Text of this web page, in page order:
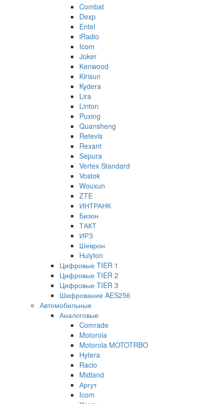
Combat
Dexp
Entel
iRadio
Icom
Joker
Kenwood
Kirisun
Kydera
Lira
Linton
Puxing
Quansheng
Retevis
Rexant
Sepura
Vertex Standard
Vostok
Wouxun
ZTE
ИНТРАНК
Бизон
ТАКТ
ИРЗ
Шеврон
Huiyton
Цифровые TIER 1
Цифровые TIER 2
Цифровые TIER 3
Шифрование AES256
Автомобильные
Аналоговые
Comrade
Motorola
Motorola MOTOTRBO
Hytera
Racio
Midland
Аргут
Icom